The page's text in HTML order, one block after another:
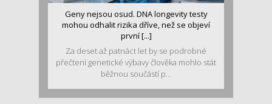
Geny nejsou osud. DNA longevity testy
mohou odhalit rizika dříve, než se objeví
první [...]
Za deset až patnáct let by se podrobné
přečtení genetické výbavy člověka mohlo stát
běžnou součástí p...